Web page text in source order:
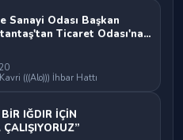
Sanayi Odası Başkan
Ticaret Odası'na
(((Alo))) İhbar Hattı
IĞDIR İÇİN